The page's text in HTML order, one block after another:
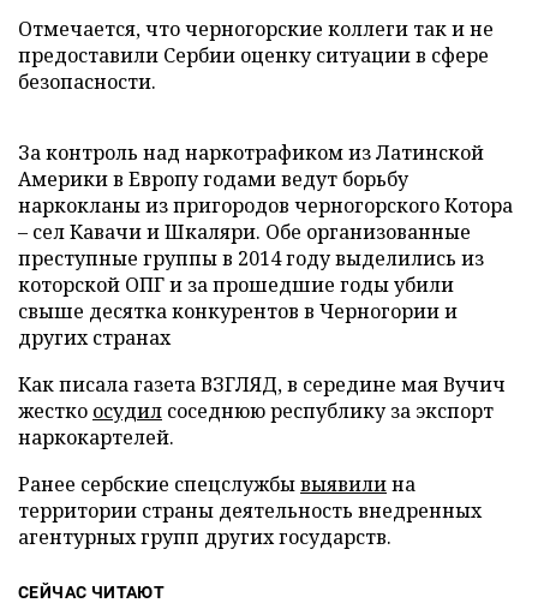
Отмечается, что черногорские коллеги так и не
предоставили Сербии оценку ситуации в сфере
безопасности.
За контроль над наркотрафиком из Латинской
Америки в Европу годами ведут борьбу
наркокланы из пригородов черногорского Котора
– сел Кавачи и Шкаляри. Обе организованные
преступные группы в 2014 году выделились из
которской ОПГ и за прошедшие годы убили
свыше десятка конкурентов в Черногории и
других странах
Как писала газета ВЗГЛЯД, в середине мая Вучич
жестко осудил соседнюю республику за экспорт
наркокартелей.
Ранее сербские спецслужбывыявилина
территории страны деятельность внедренных
агентурных групп других государств.
СЕЙЧАС ЧИТАЮТ